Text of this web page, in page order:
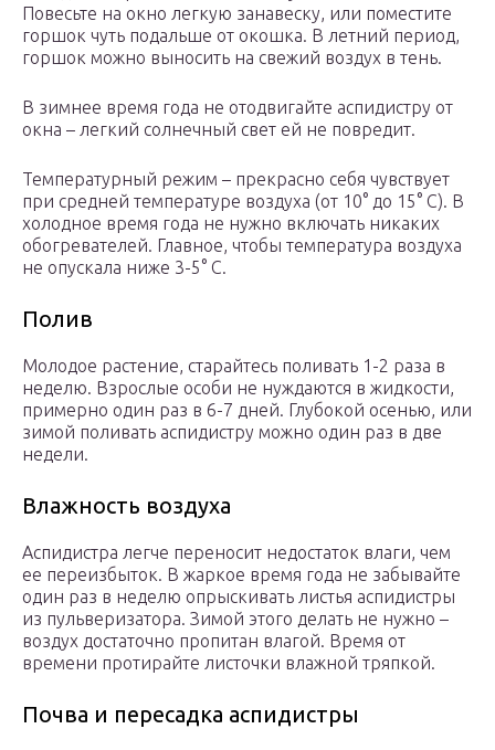
Повесьте на окно легкую занавеску, или поместите
горшок чуть подальше от окошка. В летний период,
горшок можно выносить на свежий воздух в тень.
В зимнее время года не отодвигайте аспидистру от
окна – легкий солнечный свет ей не повредит.
Температурный режим – прекрасно себя чувствует
при средней температуре воздуха (от 10° до 15° С). В
холодное время года не нужно включать никаких
обогревателей. Главное, чтобы температура воздуха
не опускала ниже 3-5° С.
Полив
Молодое растение, старайтесь поливать 1-2 раза в
неделю. Взрослые особи не нуждаются в жидкости,
примерно один раз в 6-7 дней. Глубокой осенью, или
зимой поливать аспидистру можно один раз в две
недели.
Влажность воздуха
Аспидистра легче переносит недостаток влаги, чем
ее переизбыток. В жаркое время года не забывайте
один раз в неделю опрыскивать листья аспидистры
из пульверизатора. Зимой этого делать не нужно –
воздух достаточно пропитан влагой. Время от
времени протирайте листочки влажной тряпкой.
Почва и пересадка аспидистры